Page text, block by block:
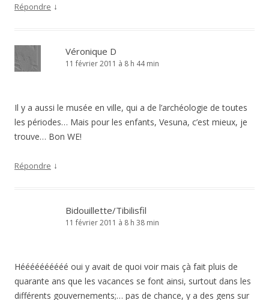
Répondre ↓
Véronique D
11 février 2011 à 8 h 44 min
Il y a aussi le musée en ville, qui a de l’archéologie de toutes
les périodes… Mais pour les enfants, Vesuna, c’est mieux, je
trouve… Bon WE!
Répondre ↓
Bidouillette/Tibilisfil
11 février 2011 à 8 h 38 min
Héééééééééé oui y avait de quoi voir mais çà fait pluis de
quarante ans que les vacances se font ainsi, surtout dans les
différents gouvernements;… pas de chance, y a des gens sur